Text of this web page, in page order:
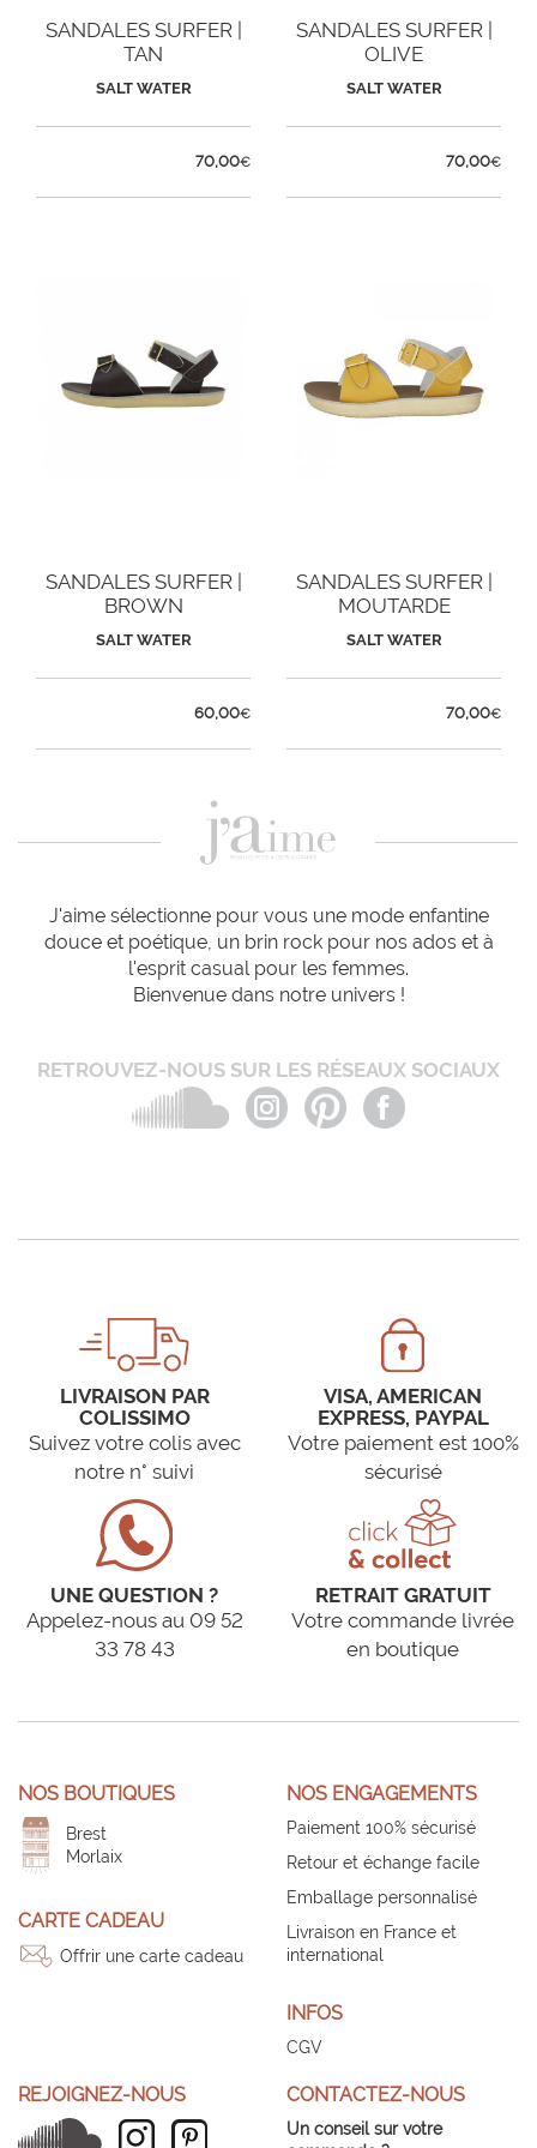
SANDALES SURFER |
TAN
SALT WATER
70,00€
SANDALES SURFER |
OLIVE
SALT WATER
70,00€
SANDALES SURFER |
BROWN
SALT WATER
60,00€
SANDALES SURFER |
MOUTARDE
SALT WATER
70,00€
J'aime sélectionne pour vous une mode enfantine
douce et poétique, un brin rock pour nos ados et à
l'esprit casual pour les femmes.
Bienvenue dans notre univers !
RETROUVEZ-NOUS SUR LES RÉSEAUX SOCIAUX
LIVRAISON PAR
COLISSIMO
Suivez votre colis avec
notre n° suivi
VISA, AMERICAN
EXPRESS, PAYPAL
Votre paiement est 100%
sécurisé
UNE QUESTION ?
Appelez-nous au 09 52
33 78 43
RETRAIT GRATUIT
Votre commande livrée
en boutique
NOS BOUTIQUES
Brest
Morlaix
CARTE CADEAU
Offrir une carte cadeau
NOS ENGAGEMENTS
Paiement 100% sécurisé
Retour et échange facile
Emballage personnalisé
Livraison en France et
international
INFOS
CGV
REJOIGNEZ-NOUS CONTACTEZ-NOUS
Un conseil sur votre